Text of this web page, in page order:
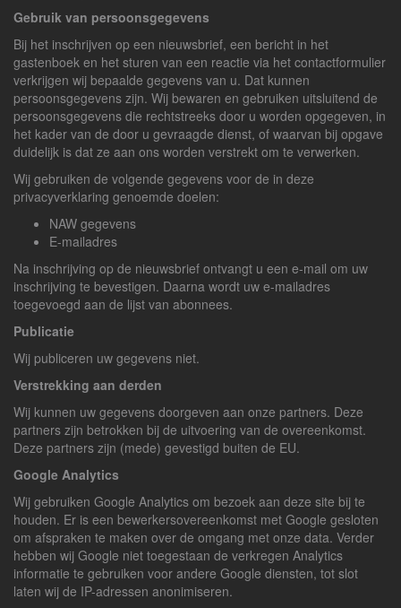
Gebruik van persoonsgegevens
Bij het inschrijven op een nieuwsbrief, een bericht in het
gastenboek en het sturen van een reactie via het contactformulier
verkrijgen wij bepaalde gegevens van u. Dat kunnen
persoonsgegevens zijn. Wij bewaren en gebruiken uitsluitend de
persoonsgegevens die rechtstreeks door u worden opgegeven, in
het kader van de door u gevraagde dienst, of waarvan bij opgave
duidelijk is dat ze aan ons worden verstrekt om te verwerken.
Wij gebruiken de volgende gegevens voor de in deze
privacyverklaring genoemde doelen:
NAW gegevens
E-mailadres
Na inschrijving op de nieuwsbrief ontvangt u een e-mail om uw
inschrijving te bevestigen. Daarna wordt uw e-mailadres
toegevoegd aan de lijst van abonnees.
Publicatie
Wij publiceren uw gegevens niet.
Verstrekking aan derden
Wij kunnen uw gegevens doorgeven aan onze partners. Deze
partners zijn betrokken bij de uitvoering van de overeenkomst.
Deze partners zijn (mede) gevestigd buiten de EU.
Google Analytics
Wij gebruiken Google Analytics om bezoek aan deze site bij te
houden. Er is een bewerkersovereenkomst met Google gesloten
om afspraken te maken over de omgang met onze data. Verder
hebben wij Google niet toegestaan de verkregen Analytics
informatie te gebruiken voor andere Google diensten, tot slot
laten wij de IP-adressen anonimiseren.